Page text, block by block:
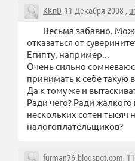
KKnD, 11 Декабря 2008 , url
Весьма забавно.
отказаться от
Египту, например...
Очень сильно
принимать к себе такую
Да к тому же и
Ради чего? Ради
нескольких сотен тысяч
налогоплательщиков?
furman76.blogspot.com,